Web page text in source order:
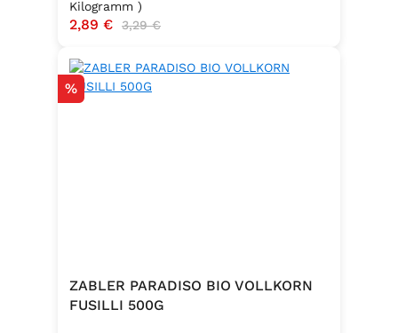
Kilogramm )
Verkaufspreis:
2,89 € Regulärer Preis:
3,29 €
Rabatt
%
ZABLER PARADISO BIO VOLLKORN
FUSILLI 500G